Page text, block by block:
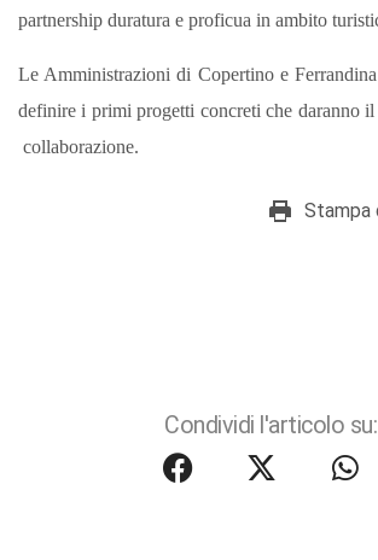
partnership duratura e proficua in ambito
Le Amministrazioni di Copertino e
definire i primi progetti concreti che daranno il
collaborazione.
Stampa
Condividi l'articolo su: